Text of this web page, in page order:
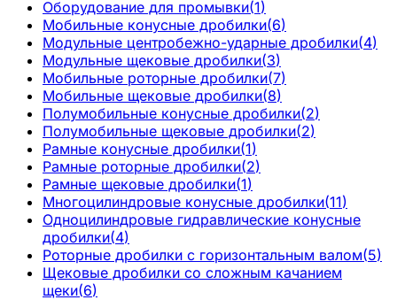
Оборудование для промывки(1)
Мобильные конусные дробилки(6)
Модульные центробежно-ударные дробилки(4)
Модульные щековые дробилки(3)
Мобильные роторные дробилки(7)
Мобильные щековые дробилки(8)
Полумобильные конусные дробилки(2)
Полумобильные щековые дробилки(2)
Рамные конусные дробилки(1)
Рамные роторные дробилки(2)
Рамные щековые дробилки(1)
Многоцилиндровые конусные дробилки(11)
Одноцилиндровые гидравлические конусные
дробилки(4)
Роторные дробилки с горизонтальным валом(5)
Щековые дробилки со сложным качанием
щеки(6)